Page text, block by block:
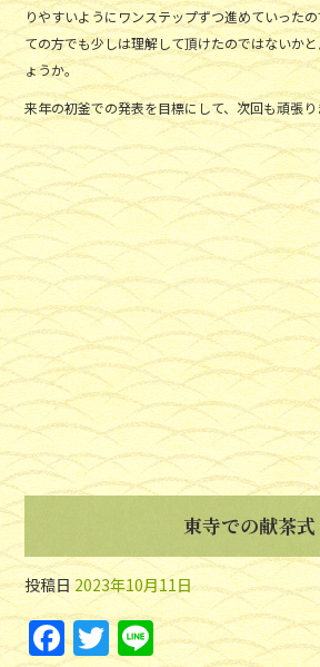
りやすいようにワンステップずつ進めていった
ての方でも少しは理解して頂けたのではないか
ょうか。
来年の初釜での発表を目標にして、次回も頑張
東寺での献茶式
投稿日2023年10月11日
F T Li